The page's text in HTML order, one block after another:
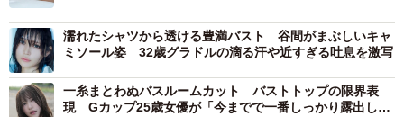
濡れたシャツから透ける豊満バスト 谷間がまぶしいキャ
ミソール姿 32歳グラドルの滴る汗や近すぎる吐息を激写
一糸まとわぬバスルームカット バストトップの限界表
現 Gカップ25歳女優が「今までで一番しっかり露出して